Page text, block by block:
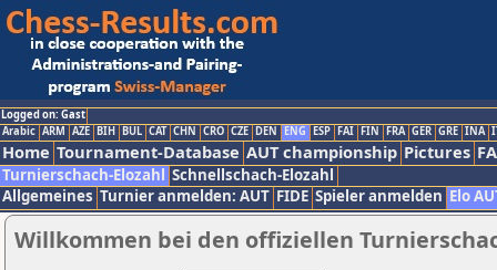
Logged on: Gast
Arabic ARM AZE BIH BUL CAT CHN CRO CZE DEN ENG ESP FAI FIN FRA GER GRE INA
Home Tournament-Database AUT championship Pictures
Turnierschach-Elozahl Schnellschach-Elozahl
Allgemeines Turnier anmelden: AUT FIDE Spieler anmelden Elo
Willkommen bei den offiziellen